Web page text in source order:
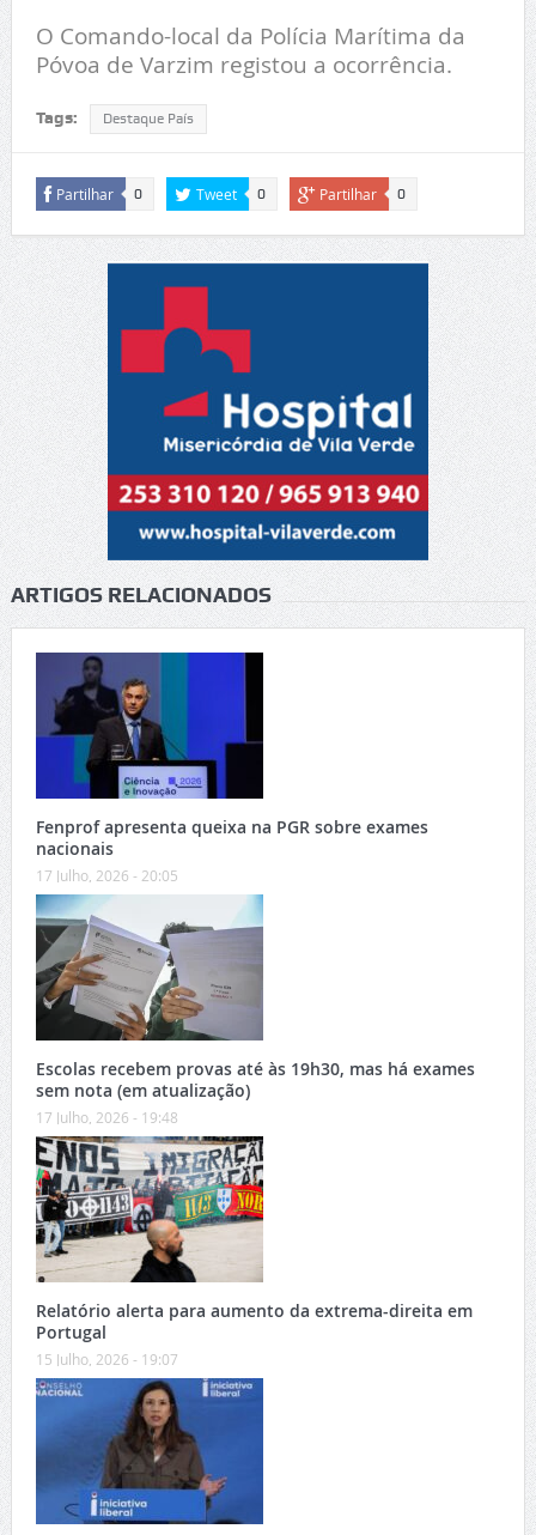
O Comando-local da Polícia Marítima da
Póvoa de Varzim registou a ocorrência.
Tags: Destaque País
Partilhar 0 Tweet 0 Partilhar 0
ARTIGOS RELACIONADOS
Fenprof apresenta queixa na PGR sobre exames
nacionais
17 Julho, 2026 - 20:05
Escolas recebem provas até às 19h30, mas há exames
sem nota (em atualização)
17 Julho, 2026 - 19:48
Relatório alerta para aumento da extrema-direita em
Portugal
15 Julho, 2026 - 19:07